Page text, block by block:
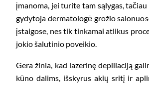
įmanoma, jei turite tam sąlygas,
gydytoja dermatologė grožio
įstaigose, nes tik tinkamai atlikus
jokio šalutinio poveikio.
Gera žinia, kad lazerinę depiliaciją
kūno dalims, išskyrus akių sritį ir